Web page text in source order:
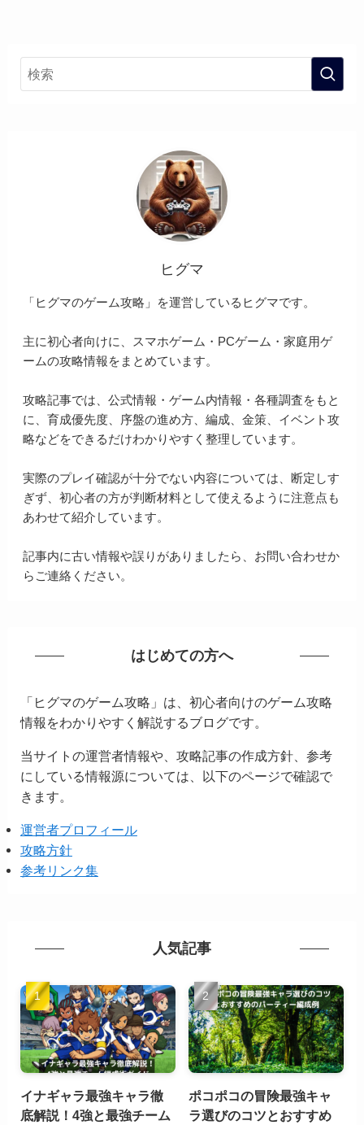
ヒグマ
「ヒグマのゲーム攻略」を運営しているヒグマです。
主に初心者向けに、スマホゲーム・PCゲーム・家庭用ゲ
ームの攻略情報をまとめています。
攻略記事では、公式情報・ゲーム内情報・各種調査をもと
に、育成優先度、序盤の進め方、編成、金策、イベント攻
略などをできるだけわかりやすく整理しています。
実際のプレイ確認が十分でない内容については、断定しす
ぎず、初心者の方が判断材料として使えるように注意点も
あわせて紹介しています。
記事内に古い情報や誤りがありましたら、お問い合わせか
らご連絡ください。
はじめての方へ
「ヒグマのゲーム攻略」は、初心者向けのゲーム攻略
情報をわかりやすく解説するブログです。
当サイトの運営者情報や、攻略記事の作成方針、参考
にしている情報源については、以下のページで確認で
きます。
運営者プロフィール
攻略方針
参考リンク集
人気記事
イナギャラ最強キャラ徹
底解説！4強と最強チーム
ポコポコの冒険最強キャ
ラ選びのコツとおすすめ